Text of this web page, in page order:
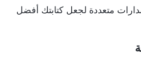
متعددة لجعل كتابتك أفضل